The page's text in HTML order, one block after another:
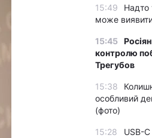
15:49
Надто
може
15:45
контролю
Трегубов
15:38
особливий
(фото)
15:28
USB-